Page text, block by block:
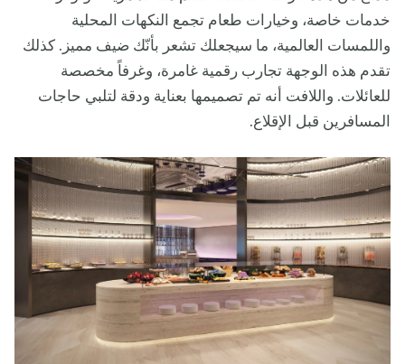
خدمات خاصة، وخيارات طعام تجمع النكهات المحلية
واللمسات العالمية، ما سيجعلك تشعر بأنّك ضيف مميز. كذلك
تقدم هذه الوجهة تجارب رقمية غامرة، وغرفاً مخصصة
للعائلات. واللافت أنه تم تصميمها بعناية ودقة لتلبي حاجات
المسافرين قبل الإقلاع.